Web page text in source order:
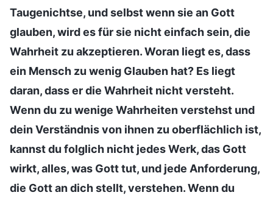
Taugenichtse, und selbst wenn sie an Gott
glauben, wird es für sie nicht einfach sein, die
Wahrheit zu akzeptieren. Woran liegt es, dass
ein Mensch zu wenig Glauben hat? Es liegt
daran, dass er die Wahrheit nicht versteht.
Wenn du zu wenige Wahrheiten verstehst und
dein Verständnis von ihnen zu oberflächlich ist,
kannst du folglich nicht jedes Werk, das Gott
wirkt, alles, was Gott tut, und jede Anforderung,
die Gott an dich stellt, verstehen. Wenn du